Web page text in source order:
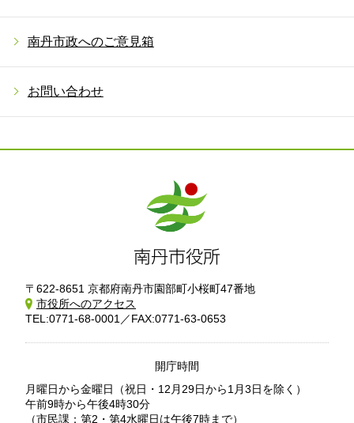
南丹市政へのご意見箱
お問い合わせ
〒622-8651 京都府南丹市園部町小桜町47番地
市役所へのアクセス
TEL:0771-68-0001／FAX:0771-63-0653
開庁時間
月曜日から金曜日
（祝日・12月29日から1月3日を除く）
午前9時から午後4時30分
（市民課：第2・第4水曜日は午後7時まで）